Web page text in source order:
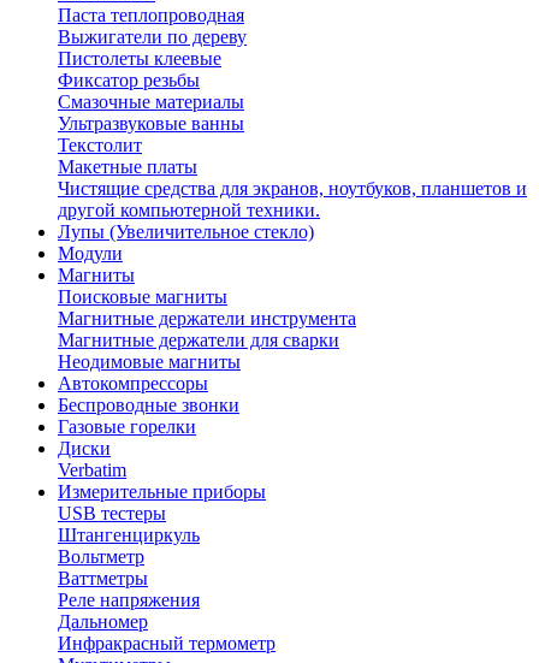
Паста теплопроводная
Выжигатели по дереву
Пистолеты клеевые
Фиксатор резьбы
Смазочные материалы
Ультразвуковые ванны
Текстолит
Макетные платы
Чистящие средства для экранов, ноутбуков, планшетов и
другой компьютерной техники.
Лупы (Увеличительное стекло)
Модули
Магниты
Поисковые магниты
Магнитные держатели инструмента
Магнитные держатели для сварки
Неодимовые магниты
Автокомпрессоры
Беспроводные звонки
Газовые горелки
Диски
Verbatim
Измерительные приборы
USB тестеры
Штангенциркуль
Вольтметр
Ваттметры
Реле напряжения
Дальномер
Инфракрасный термометр